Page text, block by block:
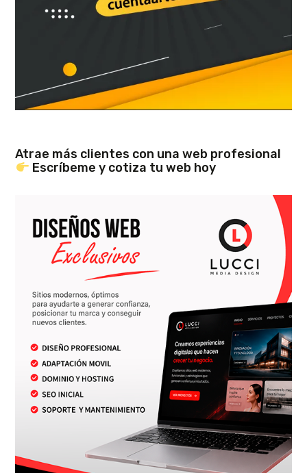
Atrae más clientes con una web profesional
Escríbeme y cotiza tu web hoy